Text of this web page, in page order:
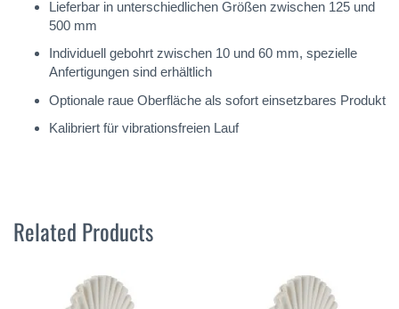
Lieferbar in unterschiedlichen Größen zwischen 125 und
500 mm
Individuell gebohrt zwischen 10 und 60 mm, spezielle
Anfertigungen sind erhältlich
Optionale raue Oberfläche als sofort einsetzbares Produkt
Kalibriert für vibrationsfreien Lauf
Related Products